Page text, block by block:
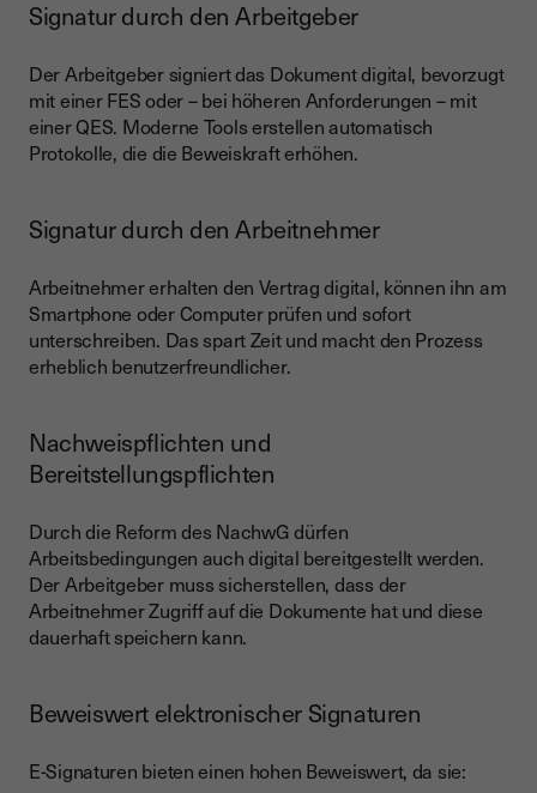
Signatur durch den Arbeitgeber
Der Arbeitgeber signiert das Dokument digital, bevorzugt
mit einer FES oder – bei höheren Anforderungen – mit
einer QES. Moderne Tools erstellen automatisch
Protokolle, die die Beweiskraft erhöhen.
Signatur durch den Arbeitnehmer
Arbeitnehmer erhalten den Vertrag digital, können ihn am
Smartphone oder Computer prüfen und sofort
unterschreiben. Das spart Zeit und macht den Prozess
erheblich benutzerfreundlicher.
Nachweispflichten und
Bereitstellungspflichten
Durch die Reform des NachwG dürfen
Arbeitsbedingungen auch digital bereitgestellt werden.
Der Arbeitgeber muss sicherstellen, dass der
Arbeitnehmer Zugriff auf die Dokumente hat und diese
dauerhaft speichern kann.
Beweiswert elektronischer Signaturen
E-Signaturen bieten einen hohen Beweiswert, da sie: